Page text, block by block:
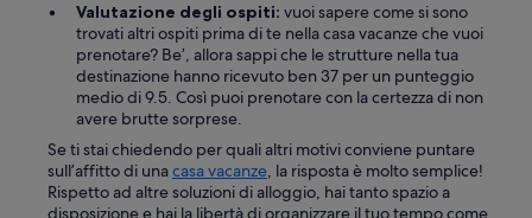
Valutazione degli ospiti: vuoi sapere come si sono
trovati altri ospiti prima di te nella casa vacanze che vuoi
prenotare? Be’, allora sappi che le strutture nella tua
destinazione hanno ricevuto ben 37 per un punteggio
medio di 9.5. Così puoi prenotare con la certezza di non
avere brutte sorprese.
Se ti stai chiedendo per quali altri motivi conviene puntare
sull’affitto di unacasa vacanze, la risposta è molto semplice!
Rispetto ad altre soluzioni di alloggio, hai tanto spazio a
disposizione e hai la libertà di organizzare il tuo tempo come